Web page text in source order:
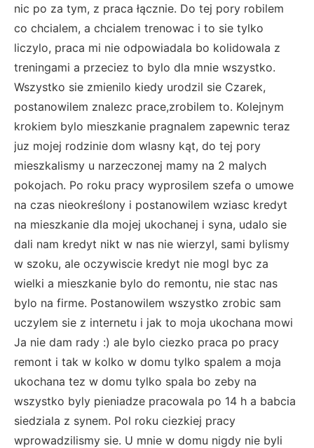
nic po za tym, z praca łącznie. Do tej pory robilem
co chcialem, a chcialem trenowac i to sie tylko
liczylo, praca mi nie odpowiadala bo kolidowala z
treningami a przeciez to bylo dla mnie wszystko.
Wszystko sie zmienilo kiedy urodzil sie Czarek,
postanowilem znalezc prace,zrobilem to. Kolejnym
krokiem bylo mieszkanie pragnalem zapewnic teraz
juz mojej rodzinie dom wlasny kąt, do tej pory
mieszkalismy u narzeczonej mamy na 2 malych
pokojach. Po roku pracy wyprosilem szefa o umowe
na czas nieokreślony i postanowilem wziasc kredyt
na mieszkanie dla mojej ukochanej i syna, udalo sie
dali nam kredyt nikt w nas nie wierzyl, sami bylismy
w szoku, ale oczywiscie kredyt nie mogl byc za
wielki a mieszkanie bylo do remontu, nie stac nas
bylo na firme. Postanowilem wszystko zrobic sam
uczylem sie z internetu i jak to moja ukochana mowi
Ja nie dam rady :) ale bylo ciezko praca po pracy
remont i tak w kolko w domu tylko spalem a moja
ukochana tez w domu tylko spala bo zeby na
wszystko byly pieniadze pracowala po 14 h a babcia
siedziala z synem. Pol roku ciezkiej pracy
wprowadzilismy sie. U mnie w domu nigdy nie byli